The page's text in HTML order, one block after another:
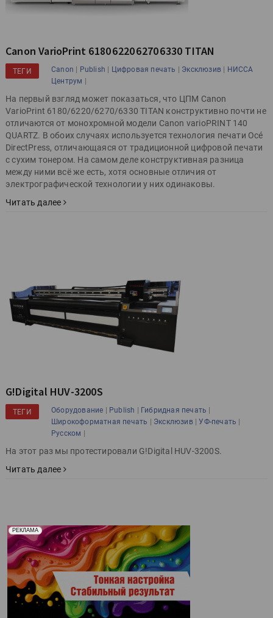
Canon VarioPrint 6180 6220 6270 6330 TITAN
ТЕГИ Canon | Publish | Цифровая печать | Эксклюзив | НИССА
Центрум |
На первый взгляд может показаться, что ЦПМ Canon
VarioPrint 6180/6220/6270/6330 TITAN конструктивно почти не
отличаются от монохромной модели Canon varioPRINT 140
QUARTZ. В обоих случаях используется технология печати Océ
DirectPress, отличающаяся от традиционной цифровой печати
с сухим тонером. На самом деле конструктивная разница
между ними всё же есть, хотя основные отличия от
электрографической технологии у них одинаковы.
Читать далее
G!Digital HUV-3200S
ТЕГИ Оборудование | Publish | Гибридная печать |
Широкоформатная печать | Эксклюзив |УФ-печать |
Русском |
На этот раз мы протестировали G!Digital HUV-3200S.
Читать далее
РЕКЛАМА
Реклама. Рекламодатель ООО "Передовые Системы
Печати" erid: 2SDnjd2d4Qz